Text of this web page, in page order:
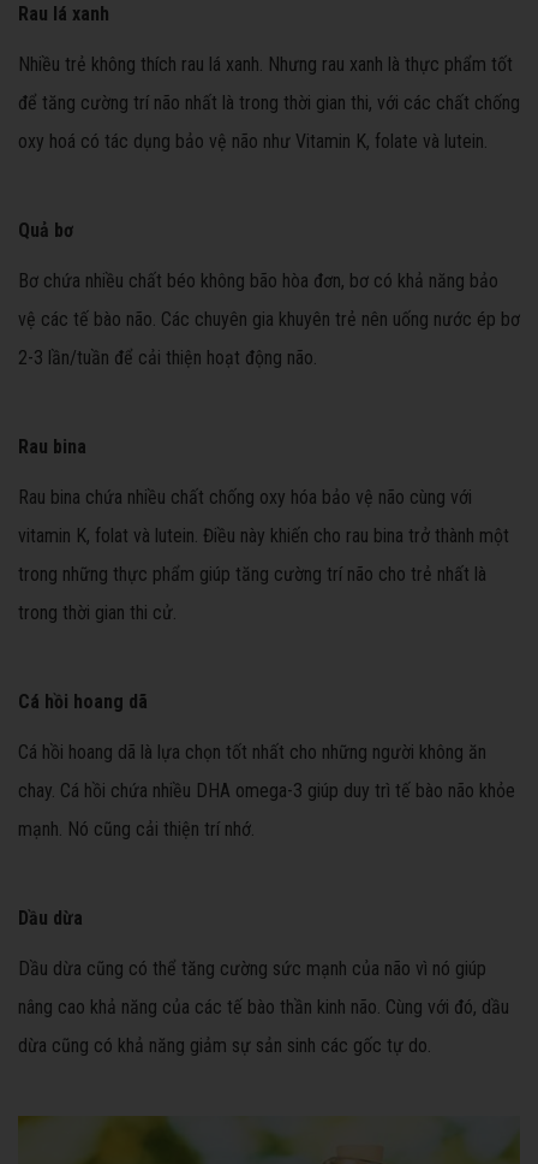
Rau lá xanh
Nhiều trẻ không thích rau lá xanh. Nhưng rau xanh là thực phẩm tốt
để tăng cường trí não nhất là trong thời gian thi, với các chất chống
oxy hoá có tác dụng bảo vệ não như Vitamin K, folate và lutein.
Quả bơ
Bơ chứa nhiều chất béo không bão hòa đơn, bơ có khả năng bảo
vệ các tế bào não. Các chuyên gia khuyên trẻ nên uống nước ép bơ
2-3 lần/tuần để cải thiện hoạt động não.
Rau bina
Rau bina chứa nhiều chất chống oxy hóa bảo vệ não cùng với
vitamin K, folat và lutein. Điều này khiến cho rau bina trở thành một
trong những thực phẩm giúp tăng cường trí não cho trẻ nhất là
trong thời gian thi cử.
Cá hồi hoang dã
Cá hồi hoang dã là lựa chọn tốt nhất cho những người không ăn
chay. Cá hồi chứa nhiều DHA omega-3 giúp duy trì tế bào não khỏe
mạnh. Nó cũng cải thiện trí nhớ.
Dầu dừa
Dầu dừa cũng có thể tăng cường sức mạnh của não vì nó giúp
nâng cao khả năng của các tế bào thần kinh não. Cùng với đó, dầu
dừa cũng có khả năng giảm sự sản sinh các gốc tự do.